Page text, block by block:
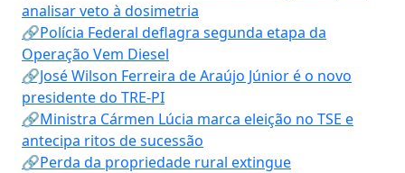
analisar veto à dosimetria
🔗Polícia Federal deflagra segunda etapa da
Operação Vem Diesel
🔗José Wilson Ferreira de Araújo Júnior é o novo
presidente do TRE-PI
🔗Ministra Cármen Lúcia marca eleição no TSE e
antecipa ritos de sucessão
🔗Perda da propriedade rural extingue